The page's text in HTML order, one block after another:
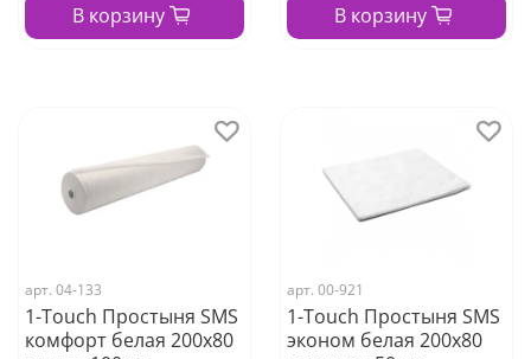
В корзину В корзину
арт. 04-133
1-Touch Простыня SMS
комфорт белая 200х80
арт. 00-921
1-Touch Простыня SMS
эконом белая 200х80